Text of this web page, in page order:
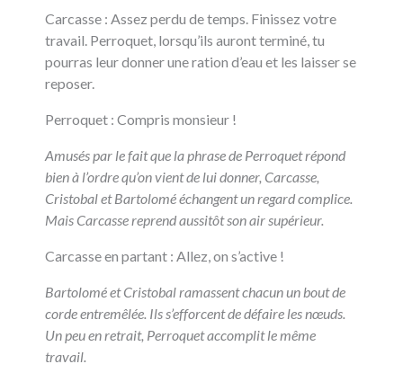
Carcasse : Assez perdu de temps. Finissez votre
travail. Perroquet, lorsqu’ils auront terminé, tu
pourras leur donner une ration d’eau et les laisser se
reposer.
Perroquet : Compris monsieur !
Amusés par le fait que la phrase de Perroquet répond
bien à l’ordre qu’on vient de lui donner, Carcasse,
Cristobal et Bartolomé échangent un regard complice.
Mais Carcasse reprend aussitôt son air supérieur.
Carcasse en partant : Allez, on s’active !
Bartolomé et Cristobal ramassent chacun un bout de
corde entremêlée. Ils s’efforcent de défaire les nœuds.
Un peu en retrait, Perroquet accomplit le même
travail.